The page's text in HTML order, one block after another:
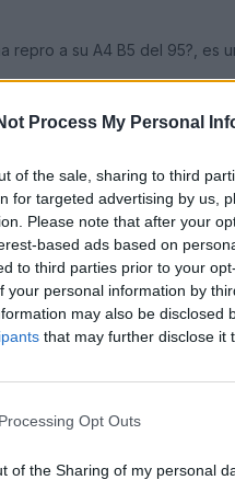
Process My Personal
of the sale, sharing to third
for targeted advertising by us,
Please note that after your
based ads based on
to third parties prior to your
your personal information by
may also be disclosed
that may further disclose it
Opt Outs
of the Sharing of my personal
repro a su A4 B5 del 95?,